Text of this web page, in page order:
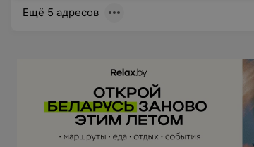
Ещё 5 адресов